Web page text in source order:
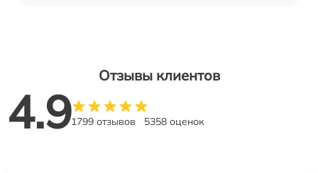
Отзывы клиентов
4.91799 отзывов 5358 оценок